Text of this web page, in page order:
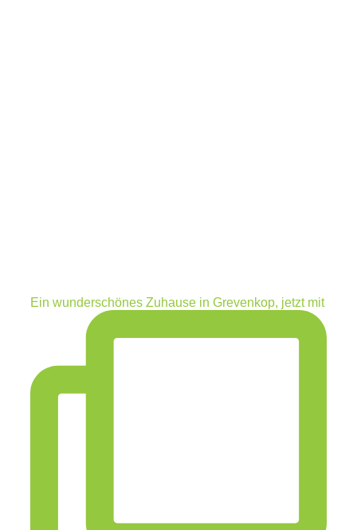
Ein wunderschönes Zuhause in Grevenkop, jetzt mit